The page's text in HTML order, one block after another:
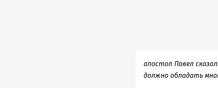
апостол Павел
должно обладать